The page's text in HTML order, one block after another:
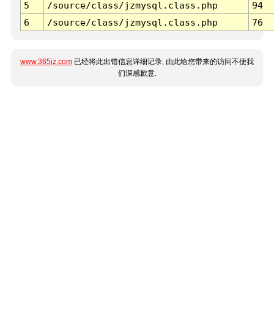
5
/source/class/jzmysql.class.php
94
6
/source/class/jzmysql.class.php 76
www.365jz.com 已经将此出错信息详细记录, 由此给您带来的访问不便我
们深感歉意.